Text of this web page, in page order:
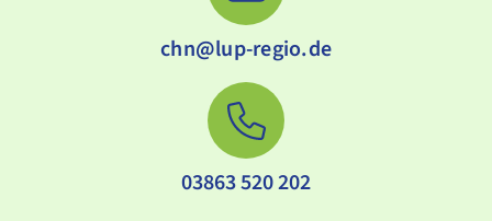
chn@lup-regio.de
03863 520 202